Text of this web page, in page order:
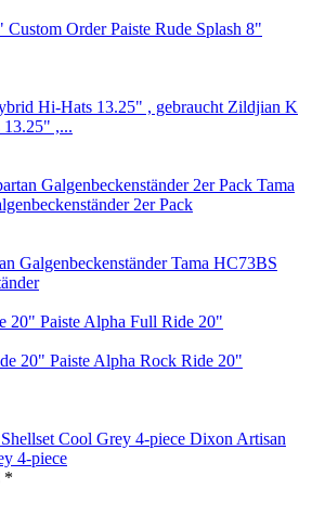
Paiste Rude Splash 8"
Zildjian K
,...
Tama
2er Pack
Tama HC73BS
Paiste Alpha Full Ride 20"
Paiste Alpha Rock Ride 20"
Dixon Artisan
4-piece
*